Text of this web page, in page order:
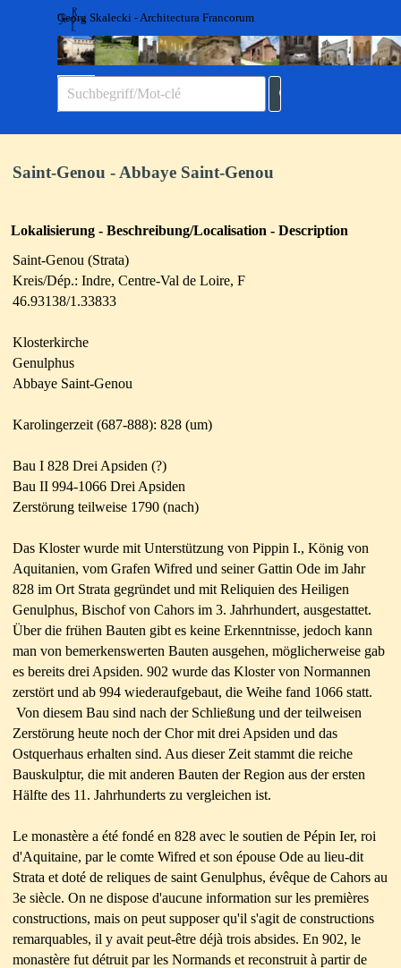
Direkt zum Seiteninhalt
Georg Skalecki - Architectura Francorum
Saint-Genou - Abbaye Saint-Genou
Lokalisierung - Beschreibung/Localisation - Description
Saint-Genou (Strata)
Kreis/Dép.: Indre, Centre-Val de Loire, F
46.93138/1.33833
Klosterkirche
Genulphus
Abbaye Saint-Genou
Karolingerzeit (687-888): 828 (um)
Bau I 828 Drei Apsiden (?)
Bau II 994-1066 Drei Apsiden
Zerstörung teilweise 1790 (nach)
Das Kloster wurde mit Unterstützung von Pippin I., König von
Aquitanien, vom Grafen Wifred und seiner Gattin Ode im Jahr
828 im Ort Strata gegründet und mit Reliquien des Heiligen
Genulphus, Bischof von Cahors im 3. Jahrhundert, ausgestattet.
Über die frühen Bauten gibt es keine Erkenntnisse, jedoch kann
man von bemerkenswerten Bauten ausgehen, möglicherweise gab
es bereits drei Apsiden. 902 wurde das Kloster von Normannen
zerstört und ab 994 wiederaufgebaut, die Weihe fand 1066 statt.
Von diesem Bau sind nach der Schließung und der teilweisen
Zerstörung heute noch der Chor mit drei Apsiden und das
Ostquerhaus erhalten sind. Aus dieser Zeit stammt die reiche
Bauskulptur, die mit anderen Bauten der Region aus der ersten
Hälfte des 11. Jahrhunderts zu vergleichen ist.
Le monastère a été fondé en 828 avec le soutien de Pépin Ier, roi
d'Aquitaine, par le comte Wifred et son épouse Ode au lieu-dit
Strata et doté de reliques de saint Genulphus, évêque de Cahors au
3e siècle. On ne dispose d'aucune information sur les premières
constructions, mais on peut supposer qu'il s'agit de constructions
remarquables, il y avait peut-être déjà trois absides. En 902, le
monastère fut détruit par les Normands et reconstruit à partir de